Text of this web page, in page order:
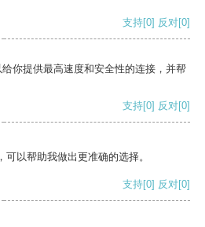
支持[0] 反对[0]
你提供最高速度和安全性的连接，并帮
支持[0] 反对[0]
以帮助我做出更准确的选择。
支持[0] 反对[0]